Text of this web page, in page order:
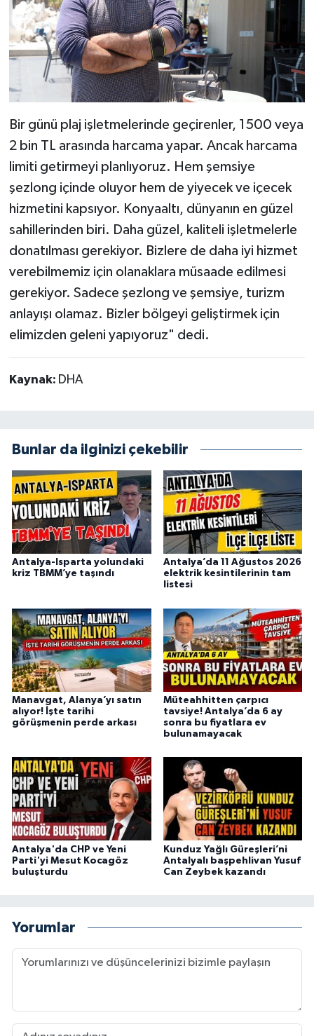
Bir günü plaj işletmelerinde geçirenler, 1500 veya
2 bin TL arasında harcama yapar. Ancak harcama
limiti getirmeyi planlıyoruz. Hem şemsiye
şezlong içinde oluyor hem de yiyecek ve içecek
hizmetini kapsıyor. Konyaaltı, dünyanın en güzel
sahillerinden biri. Daha güzel, kaliteli işletmelerle
donatılması gerekiyor. Bizlere de daha iyi hizmet
verebilmemiz için olanaklara müsaade edilmesi
gerekiyor. Sadece şezlong ve şemsiye, turizm
anlayışı olamaz. Bizler bölgeyi geliştirmek için
elimizden geleni yapıyoruz" dedi.
Kaynak: DHA
Bunlar da ilginizi çekebilir
Antalya-Isparta yolundaki
kriz TBMM’ye taşındı
Antalya’da 11 Ağustos 2026
elektrik kesintilerinin tam
listesi
Manavgat, Alanya’yı satın
alıyor! İşte tarihi
görüşmenin perde arkası
Müteahhitten çarpıcı
tavsiye! Antalya’da 6 ay
sonra bu fiyatlara ev
bulunamayacak
Antalya'da CHP ve Yeni
Parti'yi Mesut Kocagöz
buluşturdu
Kunduz Yağlı Güreşleri’ni
Antalyalı başpehlivan Yusuf
Can Zeybek kazandı
Yorumlar